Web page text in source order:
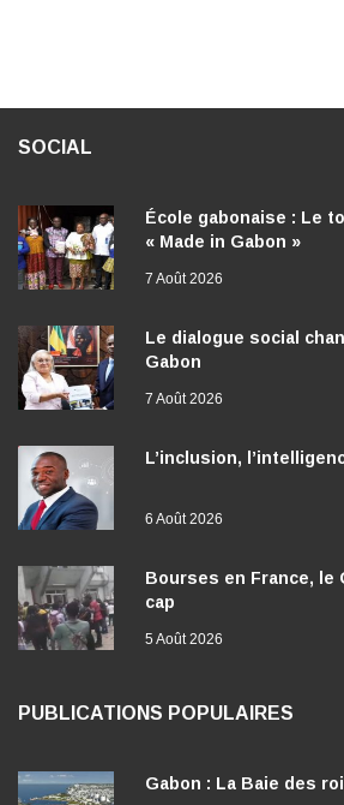
SOCIAL
École gabonaise : Le
« Made in Gabon »
7 Août 2026
Le dialogue social
Gabon
7 Août 2026
L’inclusion,
6 Août 2026
Bourses en France, le
cap
5 Août 2026
PUBLICATIONS POPULAIRES
Gabon : La Baie des